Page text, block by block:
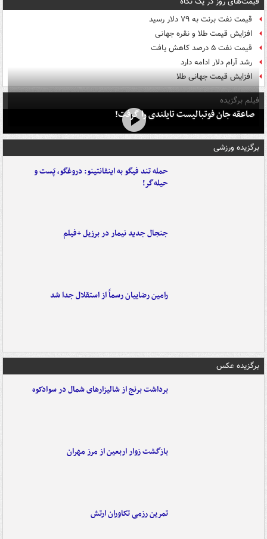
قیمت نفت برنت به ۷۹ دلار رسید
افزایش قیمت طلا و نقره جهانی
قیمت نفت ۵ درصد کاهش یافت
رشد آرام دلار ادامه دارد
افزایش قیمت جهانی طلا
فیلم برگزیده
صاعقه جان فوتبالیست تایلندی را گرفت!
برگزیده ورزشی
حمله تند فیگو به اینفانتینو: دروغگو، پَست‌ و
حیله‌گر!
جنجال جدید نیمار در برزیل +فیلم
رامین رضاییان رسماً از استقلال جدا شد
برگزیده عکس
برداشت برنج از شالیزارهای شمال در سوادکوه
بازگشت زوار اربعین از مرز مهران
تمرین رزمی تکاوران ارتش